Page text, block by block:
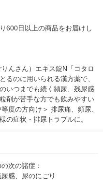
600日以上の商品をお届けし
んさん）エキス錠N「コタロ
るのに用いられる漢方薬で、
いつまでも続く頻尿、残尿感
剤が苦手な方でも飲みやすい
度の方向け＞ 排尿痛、頻尿、
の症状・排尿トラブルに。
次の諸症：
感、尿のにごり